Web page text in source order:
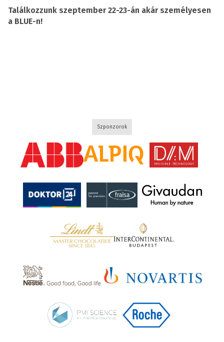
Találkozzunk szeptember 22-23-án akár személyesen
a BLUE-n!
Szponzorok